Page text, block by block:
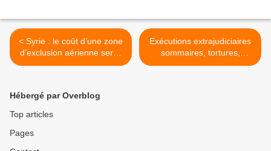
< Syrie : le coût d’une zone
d’exclusion aérienne serait
élevé
Exécutions extrajudiciaires
sommaires, tortures,
prisons secrètes: le général
Hébergé par Overblog
Top articles
Pages